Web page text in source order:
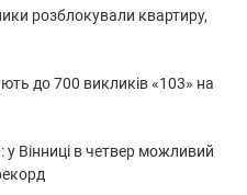
розблокували квартиру,
до 700 викликів «103» на
Вінниці в четвер можливий